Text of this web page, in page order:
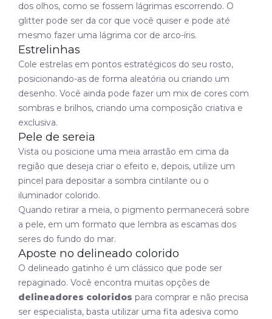
dos olhos, como se fossem lágrimas escorrendo. O
glitter pode ser da cor que você quiser e pode até
mesmo fazer uma lágrima cor de arco-íris.
Estrelinhas
Cole estrelas em pontos estratégicos do seu rosto,
posicionando-as de forma aleatória ou criando um
desenho. Você ainda pode fazer um mix de cores com
sombras e brilhos, criando uma composição criativa e
exclusiva.
Pele de sereia
Vista ou posicione uma meia arrastão em cima da
região que deseja criar o efeito e, depois, utilize um
pincel para depositar a sombra cintilante ou o
iluminador colorido.
Quando retirar a meia, o pigmento permanecerá sobre
a pele, em um formato que lembra as escamas dos
seres do fundo do mar.
Aposte no delineado colorido
O delineado gatinho é um clássico que pode ser
repaginado. Você encontra muitas opções de
delineadores coloridos para comprar e não precisa
ser especialista, basta utilizar uma fita adesiva como